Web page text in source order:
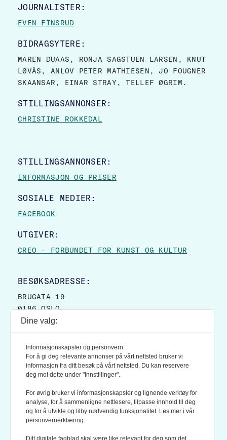
JOURNALISTER:
EVEN FINSRUD
BIDRAGSYTERE:
MAREN DUAAS, RONJA SAGSTUEN LARSEN, KNUT
LØVÅS, ANLOV PETER MATHIESEN, JO FOUGNER
SKAANSAR, EINAR STRAY, TELLEF ØGRIM.
STILLINGSANNONSER:
CHRISTINE ROKKEDAL
STILLINGSANNONSER:
INFORMASJON OG PRISER
SOSIALE MEDIER:
FACEBOOK
UTGIVER:
CREO – FORBUNDET FOR KUNST OG KULTUR
BESØKSADRESSE:
BRUGATA 19
0186 OSLO
POSTBOKS 9007 GRØNLAND
0133 OSLO
LES OGSÅ:
KONTEKSTS PERSONVERN-POLICY
Dine valg:
Informasjonskapsler og personvern
For å gi deg relevante annonser på vårt nettsted bruker vi
informasjon fra ditt besøk på vårt nettsted. Du kan reservere
deg mot dette under "Innstillinger".
For øvrig bruker vi informasjonskapsler og lignende verktøy for
analyse, for å sammenligne nettlesere, tilpasse innhold til deg
og for å utvikle og tilby nødvendig funksjonalitet. Les mer i vår
personvernerklæring.
Ditt digitale fagblad skal være like relevant for deg som det